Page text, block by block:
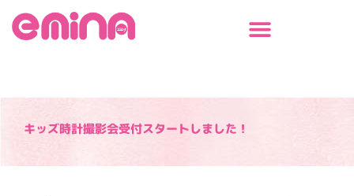
キッズ時計撮影会受付スタートしました！